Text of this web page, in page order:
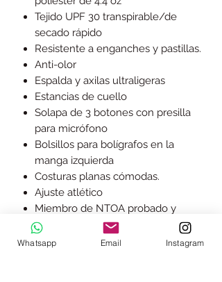
Tejido UPF 30 transpirable/de
secado rápido
Resistente a enganches y pastillas.
Anti-olor
Espalda y axilas ultraligeras
Estancias de cuello
Solapa de 3 botones con presilla
para micrófono
Bolsillos para bolígrafos en la
manga izquierda
Costuras planas cómodas.
Ajuste atlético
Miembro de NTOA probado y
aprobado
Importado
Whatsapp Email Instagram